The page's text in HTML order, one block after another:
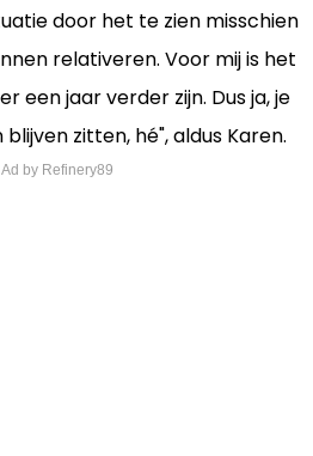
door het te zien misschien
relativeren. Voor mij is het
een jaar verder zijn. Dus ja, je
zitten, hé", aldus Karen.
by Refinery89